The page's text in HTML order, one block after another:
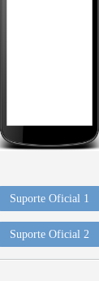
Suporte Oficial 1
Suporte Oficial 2